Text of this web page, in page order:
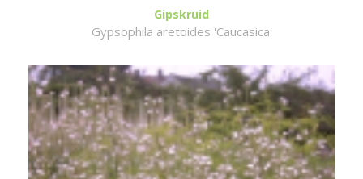
Gipskruid
Gypsophila aretoides 'Caucasica'